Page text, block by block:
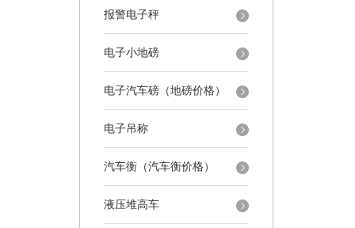
报警电子秤
电子小地磅
电子汽车磅（地磅价格）
电子吊称
汽车衡（汽车衡价格）
液压堆高车